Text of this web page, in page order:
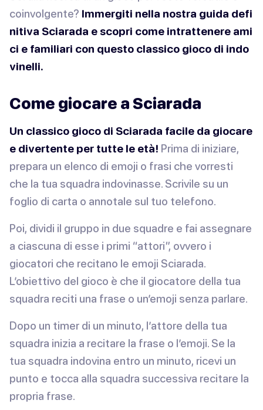
coinvolgente? Immergiti nella nostra guida defi
nitiva Sciarada e scopri come intrattenere ami
ci e familiari con questo classico gioco di indo
vinelli.
Come giocare a Sciarada
Un classico gioco di Sciarada facile da giocare
e divertente per tutte le età! Prima di iniziare,
prepara un elenco di emoji o frasi che vorresti
che la tua squadra indovinasse. Scrivile su un
foglio di carta o annotale sul tuo telefono.
Poi, dividi il gruppo in due squadre e fai assegnare
a ciascuna di esse i primi “attori”, ovvero i
giocatori che recitano le emoji Sciarada.
L’obiettivo del gioco è che il giocatore della tua
squadra reciti una frase o un’emoji senza parlare.
Dopo un timer di un minuto, l’attore della tua
squadra inizia a recitare la frase o l’emoji. Se la
tua squadra indovina entro un minuto, ricevi un
punto e tocca alla squadra successiva recitare la
propria frase.